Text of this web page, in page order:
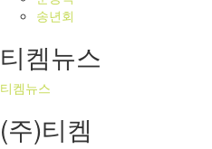
송년회
티켐뉴스
티켐뉴스
(주)티켐